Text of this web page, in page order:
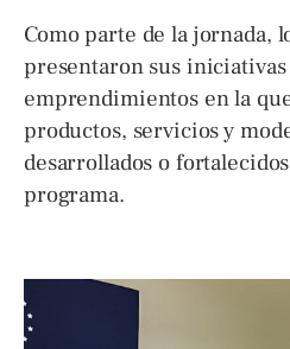
Como parte de la jornada,
presentaron sus
emprendimientos en la
productos, servicios y
desarrollados o
programa.